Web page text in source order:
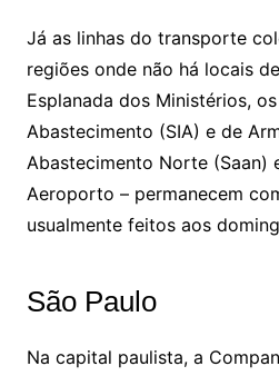
Já as linhas do transporte
regiões onde não há locais
Esplanada dos Ministérios,
Abastecimento (SIA) e de
Abastecimento Norte (Saan)
Aeroporto – permanecem
usualmente feitos aos
São Paulo
Na capital paulista, a